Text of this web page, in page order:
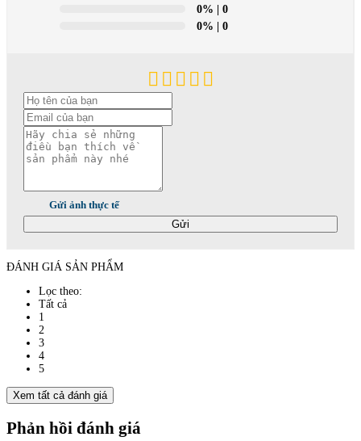
0% | 0
0% | 0
Gửi ảnh thực tế
Gửi
ĐÁNH GIÁ SẢN PHẨM
Lọc theo:
Tất cả
1
2
3
4
5
Xem tất cả đánh giá
Phản hồi đánh giá